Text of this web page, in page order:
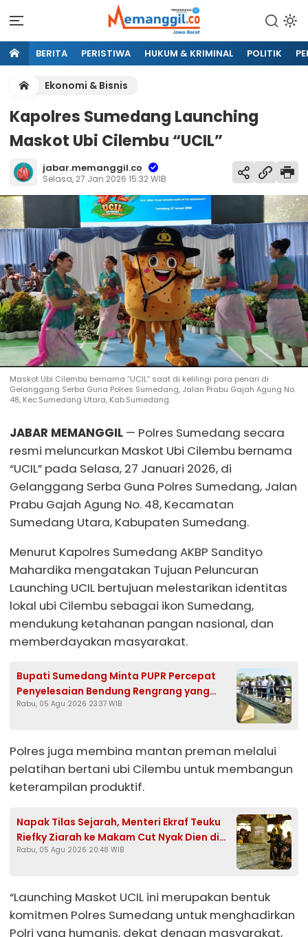
BERITA PERISTIWA HUKUM & KRIMINAL POLITIK
Ekonomi & Bisnis
Kapolres Sumedang Launching
Maskot Ubi Cilembu “UCIL”
jabar.memanggil.co
Selasa, 27 Jan 2026 15:32 WIB
Maskot Ubi Cilembu bernama “UCIL” saat di kelilingi para penari di
Gelanggang Serba Guna Polres Sumedang, Jalan Prabu Gajah Agung No.
48, Kec.Sumedang Utara, Kab.Sumedang.
JABAR MEMANGGIL — Polres Sumedang secara
resmi meluncurkan Maskot Ubi Cilembu bernama
“UCIL” pada Selasa, 27 Januari 2026, di
Gelanggang Serba Guna Polres Sumedang, Jalan
Prabu Gajah Agung No. 48, Kecamatan
Sumedang Utara, Kabupaten Sumedang.
Menurut Kapolres Sumedang AKBP Sandityo
Mahardika mengatakan Tujuan Peluncuran
Launching UCIL bertujuan melestarikan identitas
lokal ubi Cilembu sebagai ikon Sumedang,
mendukung ketahanan pangan nasional, dan
memberdayakan masyarakat.
Bupati Sumedang Minta PUPR Percepat
Penyelesaian Bendung Rengrang yang
Belum Berfungsi Optimal
Rabu, 05 Agu 2026 23:37 WIB
Polres juga membina mantan preman melalui
pelatihan bertani ubi Cilembu untuk membangun
keterampilan produktif.
Napak Tilas Sejarah, Menteri Ekraf Teuku
Riefky Ziarah ke Makam Cut Nyak Dien di
Sumedang
Rabu, 05 Agu 2026 20:48 WIB
“Launching Maskot UCIL ini merupakan bentuk
komitmen Polres Sumedang untuk menghadirkan
Polri yang humanis, dekat dengan masyarakat,